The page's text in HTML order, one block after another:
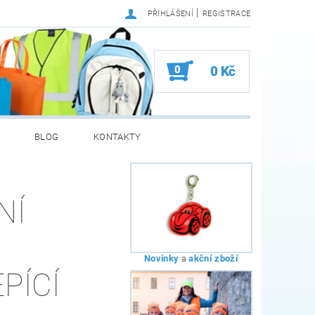
PŘIHLÁŠENÍ | REGISTRACE
0 0 Kč
BLOG KONTAKTY
Novinky aakční zboží